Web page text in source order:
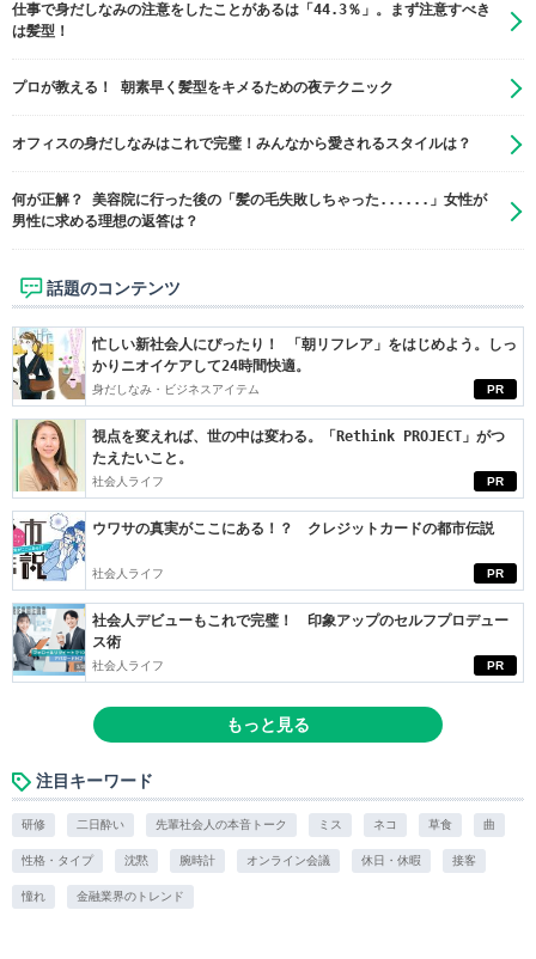
仕事で身だしなみの注意をしたことがあるは「44.3％」。まず注意すべき
は髪型！
プロが教える！ 朝素早く髪型をキメるための夜テクニック
オフィスの身だしなみはこれで完璧！みんなから愛されるスタイルは？
何が正解？ 美容院に行った後の「髪の毛失敗しちゃった......」女性が
男性に求める理想の返答は？
話題のコンテンツ
PR
忙しい新社会人にぴったり！ 「朝リフレア」をはじめよう。しっ
かりニオイケアして24時間快適。
身だしなみ・ビジネスアイテム
PR
視点を変えれば、世の中は変わる。「Rethink PROJECT」がつ
たえたいこと。
社会人ライフ
PR
ウワサの真実がここにある！？ クレジットカードの都市伝説
社会人ライフ
PR
社会人デビューもこれで完璧！ 印象アップのセルフプロデュー
ス術
社会人ライフ
もっと見る
注目キーワード
研修 二日酔い 先輩社会人の本音トーク ミス ネコ 草食 曲
性格・タイプ 沈黙 腕時計 オンライン会議 休日・休暇 接客
憧れ 金融業界のトレンド